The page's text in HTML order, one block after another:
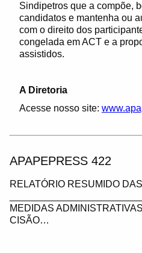
Sindipetros que a compõe,
candidatos e mantenha ou
com o direito dos
congelada em ACT e a
assistidos.
A Diretoria
Acesse nosso site:
APAPEPRESS 422
RELATÓRIO RESUMIDO
MEDIDAS
CISÃO…